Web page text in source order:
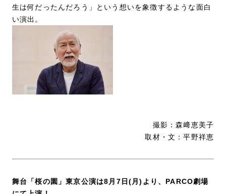
生は何だったんだろう」という想いを象徴するような面白
い演出。
撮影：森﨑恵美子
取材・文：平野祥恵
舞台「桜の園」東京公演は8月7日(月)より、PARCO劇場